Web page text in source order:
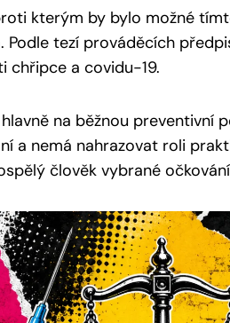
kterým by bylo možné
Podle tezí prováděcích
chřipce a covidu-19.
na běžnou preventivní
a nemá nahrazovat roli
člověk vybrané